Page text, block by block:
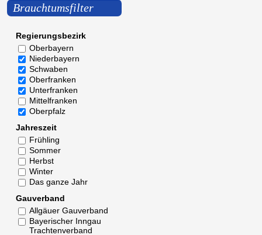
Brauchtumsfilter
Regierungsbezirk
Oberbayern
Niederbayern
Schwaben
Oberfranken
Unterfranken
Mittelfranken
Oberpfalz
Jahreszeit
Frühling
Sommer
Herbst
Winter
Das ganze Jahr
Gauverband
Allgäuer Gauverband
Bayerischer Inngau
Trachtenverband